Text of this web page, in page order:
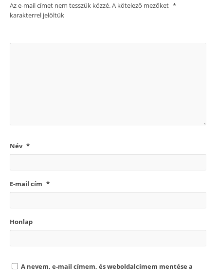
Az e-mail címet nem tesszük közzé.A kötelező mezőket *
karakterrel jelöltük
Név *
E-mail cím *
Honlap
A nevem, e-mail címem, és weboldalcímem mentése a